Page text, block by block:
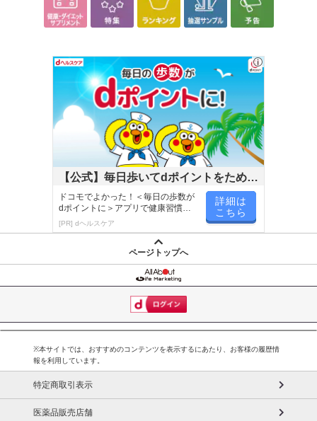
【公式】毎日歩いてdポイントをためよ
う！
ドコモでよかった！＜毎日の歩数が
dポイントに＞アプリで健康習慣が
楽しく続く！
[PR] dヘルスケア
詳細は
こちら
ページトップへ
※本サイトでは、おすすめのコンテンツを表示するにあたり、お客様の履歴情
報を利用しています。
特定商取引表示
医薬品販売店舗